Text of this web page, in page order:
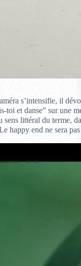
s’intensifie, il
toi et danse” sur une
littéral du terme,
happy end ne sera